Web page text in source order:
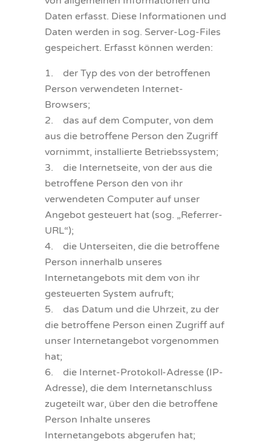
Daten erfasst. Diese Informationen und
Daten werden in sog. Server-Log-Files
gespeichert. Erfasst können werden:
1. der Typ des von der betroffenen
Person verwendeten Internet-
Browsers;
2. das auf dem Computer, von dem
aus die betroffene Person den Zugriff
vornimmt, installierte Betriebssystem;
3. die Internetseite, von der aus die
betroffene Person den von ihr
verwendeten Computer auf unser
Angebot gesteuert hat (sog. „Referrer-
URL“);
4. die Unterseiten, die die betroffene
Person innerhalb unseres
Internetangebots mit dem von ihr
gesteuerten System aufruft;
5. das Datum und die Uhrzeit, zu der
die betroffene Person einen Zugriff auf
unser Internetangebot vorgenommen
hat;
6. die Internet-Protokoll-Adresse (IP-
Adresse), die dem Internetanschluss
zugeteilt war, über den die betroffene
Person Inhalte unseres
Internetangebots abgerufen hat;